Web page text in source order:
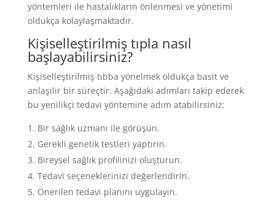
yöntemleri ile hastalıkların önlenmesi ve yönetimi
oldukça kolaylaşmaktadır.
Kişiselleştirilmiş tıpla nasıl
başlayabilirsiniz?
Kişiselleştirilmiş tıbba yönelmek oldukça basit ve
anlaşılır bir süreçtir. Aşağıdaki adımları takip ederek
bu yenilikçi tedavi yöntemine adım atabilirsiniz:
Bir sağlık uzmanı ile görüşün.
Gerekli genetik testleri yaptırın.
Bireysel sağlık profilinizi oluşturun.
Tedavi seçeneklerinizi değerlendirin.
Önerilen tedavi planını uygulayın.